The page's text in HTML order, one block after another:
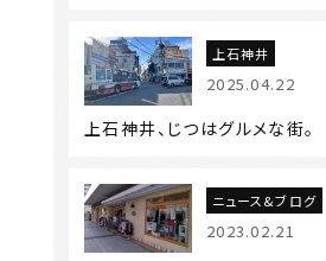
上石神井
2025.04.22
上石神井、じつはグルメな街。
ニュース&ブログ
2023.02.21